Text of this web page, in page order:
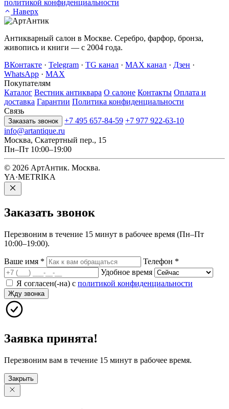
политикой конфиденциальности
Наверх
Антикварный салон в Москве. Серебро, фарфор, бронза,
живопись и книги — с 2004 года.
ВКонтакте · Telegram · TG канал · MAX канал · Дзен ·
WhatsApp · MAX
Покупателям
Каталог Вестник антиквара О салоне Контакты Оплата и
доставка Гарантии Политика конфиденциальности
Связь
Заказать звонок +7 495 657-84-59 +7 977 922-63-10
info@artantique.ru
Москва, Скатертный пер., 15
Пн–Пт 10:00–19:00
© 2026 АртАнтик. Москва.
YA·METRIKA
Заказать звонок
Перезвоним в течение 15 минут в рабочее время (Пн–Пт
10:00–19:00).
Ваше имя * Телефон *
Удобное время
Я согласен(-на) с политикой конфиденциальности
Жду звонка
Заявка принята!
Перезвоним вам в течение 15 минут в рабочее время.
Закрыть